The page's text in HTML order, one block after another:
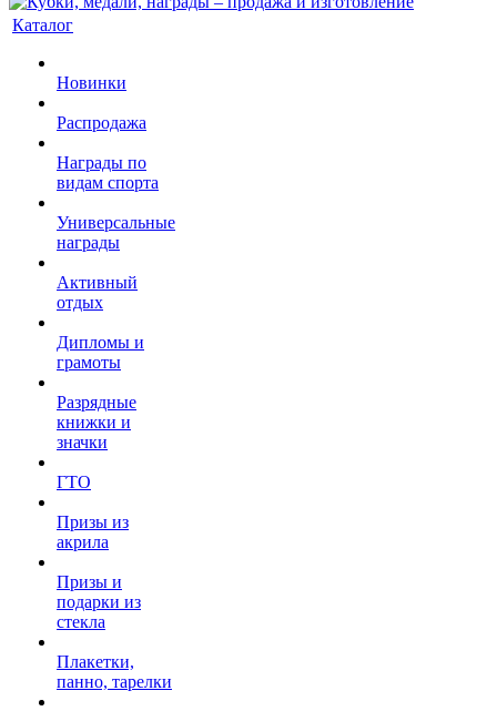
Каталог
Новинки
Распродажа
Награды по
видам спорта
Универсальные
награды
Активный
отдых
Дипломы и
грамоты
Разрядные
книжки и
значки
ГТО
Призы из
акрила
Призы и
подарки из
стекла
Плакетки,
панно, тарелки